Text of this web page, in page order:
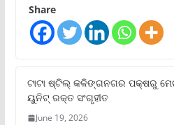
Share
ଟାଟା ଷ୍ଟିଲ୍‌ କଳିଙ୍ଗନଗର ପକ୍ଷରୁ
ୟୁନିଟ୍‌ ରକ୍ତ ସଂଗୃହୀତ
June 19, 2026